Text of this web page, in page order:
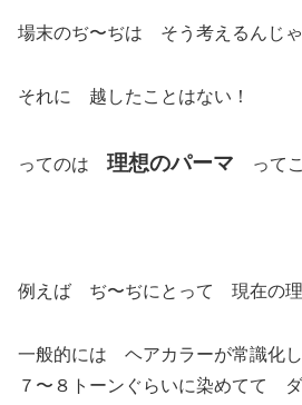
場末のぢ〜ぢは そう考えるんじ
それに 越したことはない！
ってのは 理想のパーマ ってこ
例えば ぢ〜ぢにとって 現在の理
一般的には ヘアカラーが常識化
７〜８トーンぐらいに染めてて